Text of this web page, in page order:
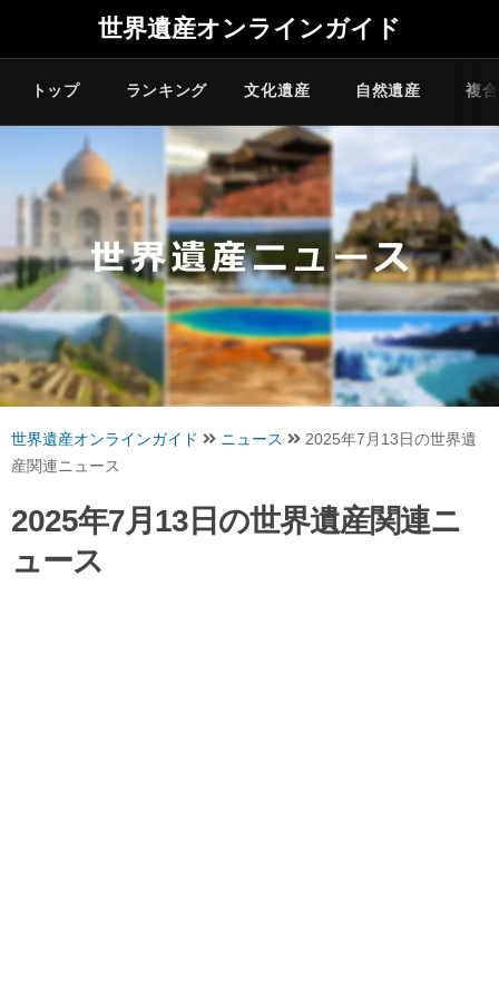
世界遺産オンラインガイド
トップ ランキング 文化遺産 自然遺産 複
世界遺産オンラインガイド ニュース
2025年7月13日の世界遺
産関連ニュース
2025年7月13日の世界遺産関連ニ
ュース